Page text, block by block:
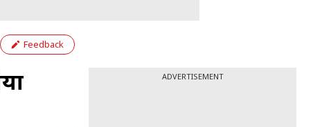
Feedback
ADVERTISEMENT